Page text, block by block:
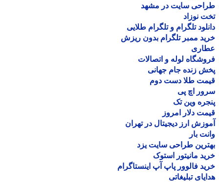
سایت در مشهد
نوزاد
تلگرام و تلگرام طلایی
ممبر تلگرام بدون ریزش
لوله و اتصالات
زنده جام جهانی
طلا دست دوم
اچ پی
وین تک
دلار امروز
ارز دیجیتال در تهران
بار
طراحی سایت یزد
مانیتور استوک
فالوور پاپ آپ اینستاگرام
تبلیغاتی